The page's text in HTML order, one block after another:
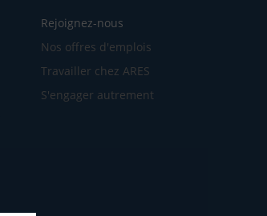
Rejoignez-nous
Nos offres d'emplois
Travailler chez ARES
S'engager autrement